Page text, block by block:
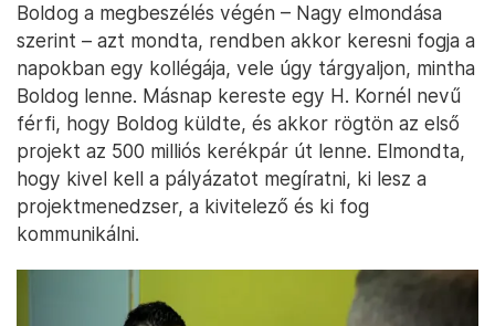
Boldog a megbeszélés végén – Nagy elmondása
szerint – azt mondta, rendben akkor keresni fogja a
napokban egy kollégája, vele úgy tárgyaljon, mintha
Boldog lenne. Másnap kereste egy H. Kornél nevű
férfi, hogy Boldog küldte, és akkor rögtön az első
projekt az 500 milliós kerékpár út lenne. Elmondta,
hogy kivel kell a pályázatot megíratni, ki lesz a
projektmenedzser, a kivitelező és ki fog
kommunikálni.